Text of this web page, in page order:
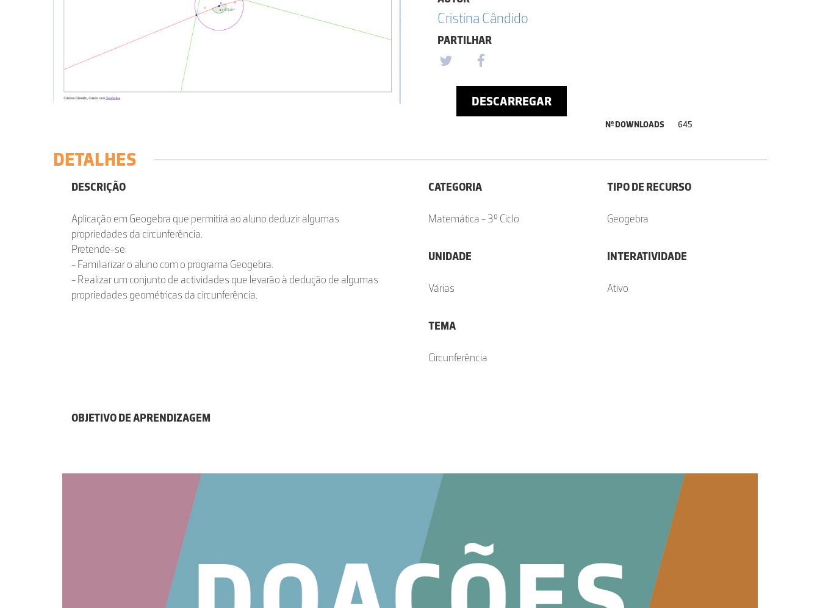
Cristina Cândido
PARTILHAR
DESCARREGAR
Nº DOWNLOADS 645
DETALHES
DESCRIÇÃO
Aplicação em Geogebra que permitirá ao aluno deduzir algumas
propriedades da circunferência.
Pretende-se:
- Familiarizar o aluno com o programa Geogebra.
- Realizar um conjunto de actividades que levarão à dedução de algumas
propriedades geométricas da circunferência.
OBJETIVO DE APRENDIZAGEM
CATEGORIA
Matemática - 3º Ciclo
UNIDADE
Várias
TEMA
Circunferência
TIPO DE RECURSO
Geogebra
INTERATIVIDADE
Ativo